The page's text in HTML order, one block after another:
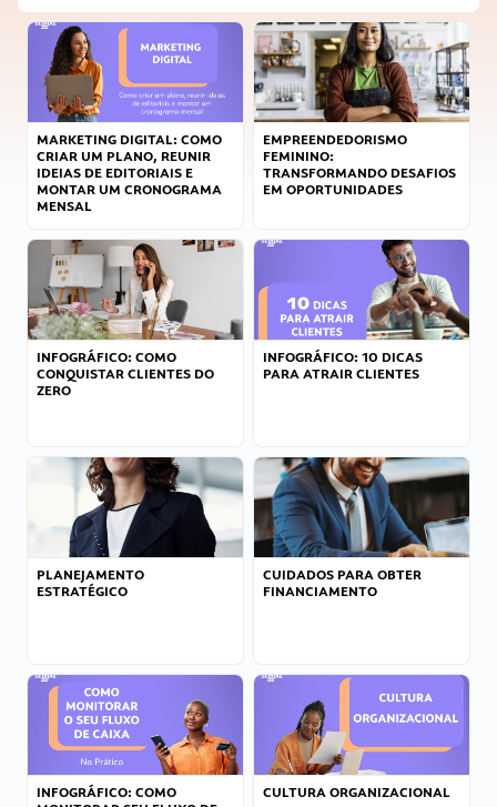
MARKETING DIGITAL: COMO
CRIAR UM PLANO, REUNIR
IDEIAS DE EDITORIAIS E
MONTAR UM CRONOGRAMA
MENSAL
EMPREENDEDORISMO
FEMININO:
TRANSFORMANDO DESAFIOS
EM OPORTUNIDADES
INFOGRÁFICO: COMO
CONQUISTAR CLIENTES DO
ZERO
INFOGRÁFICO: 10 DICAS
PARA ATRAIR CLIENTES
PLANEJAMENTO
ESTRATÉGICO
CUIDADOS PARA OBTER
FINANCIAMENTO
INFOGRÁFICO: COMO
CULTURA ORGANIZACIONAL